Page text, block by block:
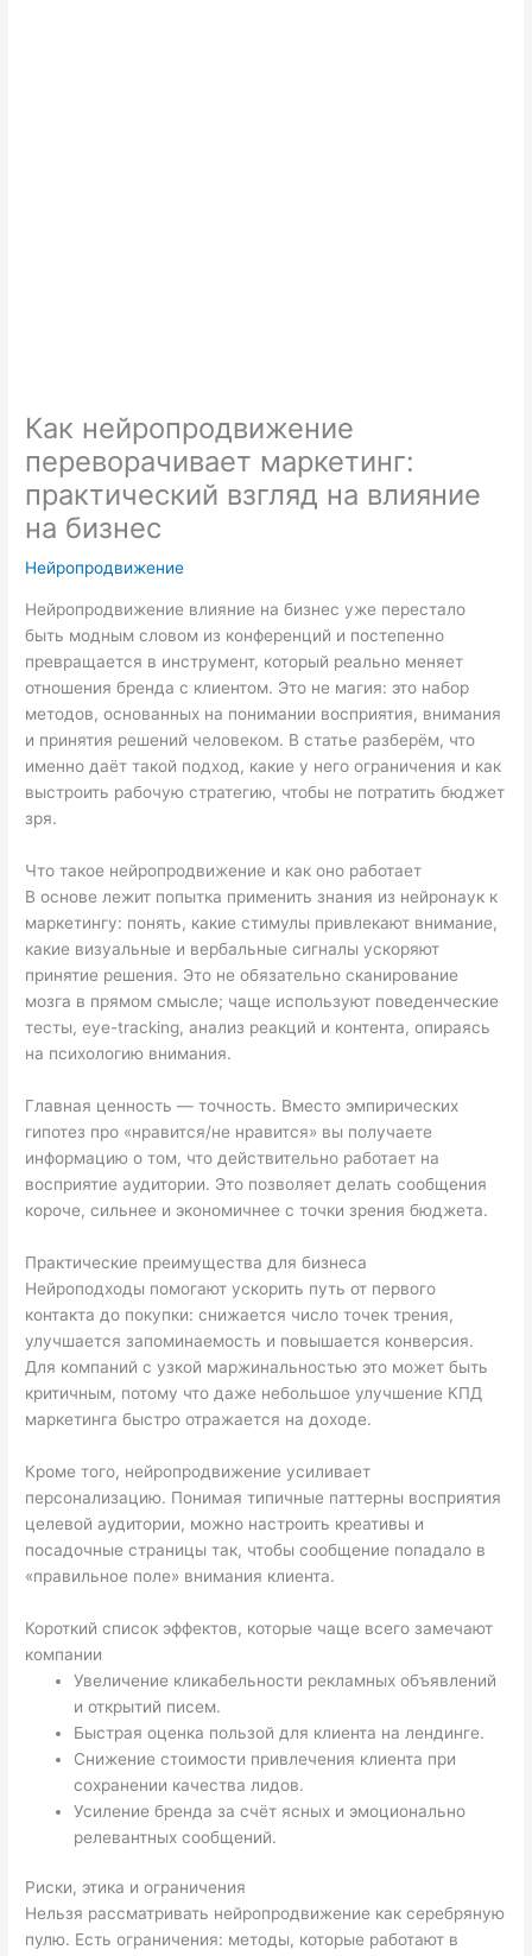
Как нейропродвижение
переворачивает маркетинг:
практический взгляд на влияние
на бизнес
Нейропродвижение
Нейропродвижение влияние на бизнес уже перестало
быть модным словом из конференций и постепенно
превращается в инструмент, который реально меняет
отношения бренда с клиентом. Это не магия: это набор
методов, основанных на понимании восприятия, внимания
и принятия решений человеком. В статье разберём, что
именно даёт такой подход, какие у него ограничения и как
выстроить рабочую стратегию, чтобы не потратить бюджет
зря.
Что такое нейропродвижение и как оно работает
В основе лежит попытка применить знания из нейронаук к
маркетингу: понять, какие стимулы привлекают внимание,
какие визуальные и вербальные сигналы ускоряют
принятие решения. Это не обязательно сканирование
мозга в прямом смысле; чаще используют поведенческие
тесты, eye-tracking, анализ реакций и контента, опираясь
на психологию внимания.
Главная ценность — точность. Вместо эмпирических
гипотез про «нравится/не нравится» вы получаете
информацию о том, что действительно работает на
восприятие аудитории. Это позволяет делать сообщения
короче, сильнее и экономичнее с точки зрения бюджета.
Практические преимущества для бизнеса
Нейроподходы помогают ускорить путь от первого
контакта до покупки: снижается число точек трения,
улучшается запоминаемость и повышается конверсия.
Для компаний с узкой маржинальностью это может быть
критичным, потому что даже небольшое улучшение КПД
маркетинга быстро отражается на доходе.
Кроме того, нейропродвижение усиливает
персонализацию. Понимая типичные паттерны восприятия
целевой аудитории, можно настроить креативы и
посадочные страницы так, чтобы сообщение попадало в
«правильное поле» внимания клиента.
Короткий список эффектов, которые чаще всего замечают
компании
Увеличение кликабельности рекламных объявлений
и открытий писем.
Быстрая оценка пользой для клиента на лендинге.
Снижение стоимости привлечения клиента при
сохранении качества лидов.
Усиление бренда за счёт ясных и эмоционально
релевантных сообщений.
Риски, этика и ограничения
Нельзя рассматривать нейропродвижение как серебряную
пулю. Есть ограничения: методы, которые работают в